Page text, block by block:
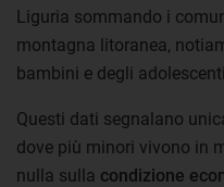
Liguria sommando i
montagna litoranea,
bambini e degli
Questi dati segnalano
dove più minori vivono in
nulla sulla condizione